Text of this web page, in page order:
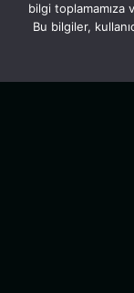
bilgi toplamamıza
Bu bilgiler,